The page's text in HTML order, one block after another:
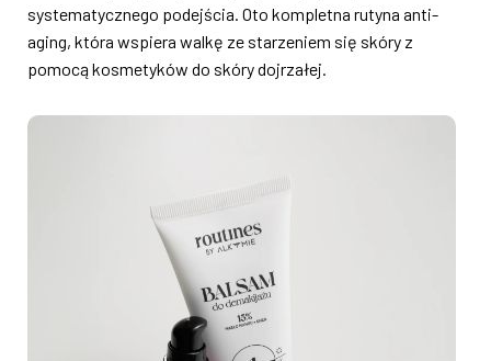
systematycznego podejścia. Oto kompletna rutyna anti-
aging, która wspiera walkę ze starzeniem się skóry z
pomocą kosmetyków do skóry dojrzałej.